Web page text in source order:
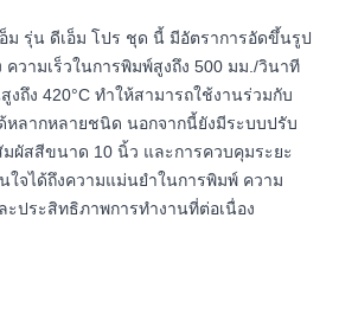
ม รุ่น ดีเอ็ม โปร ชุด นี้ มีอัตราการอัดขึ้นรูป
ความเร็วในการพิมพ์สูงถึง 500 มม./วินาที
ถึง 420°C ทำให้สามารถใช้งานร่วมกับ
หลากหลายชนิด นอกจากนี้ยังมีระบบปรับ
ผัสสีขนาด 10 นิ้ว และการควบคุมระยะ
ใจได้ถึงความแม่นยำในการพิมพ์ ความ
ะประสิทธิภาพการทำงานที่ต่อเนื่อง